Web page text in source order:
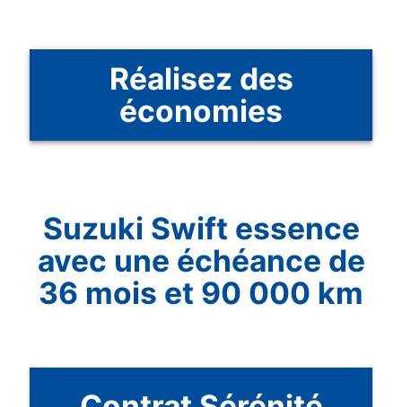
Réalisez des
économies
Suzuki Swift essence
avec une échéance de
36 mois et 90 000 km